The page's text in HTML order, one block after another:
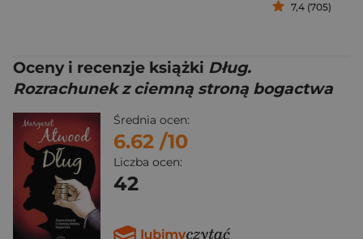
7,4 (705)
Oceny i recenzje książki Dług.
Rozrachunek z ciemną stroną bogactwa
Średnia ocen:
6.62 /10
Liczba ocen:
42